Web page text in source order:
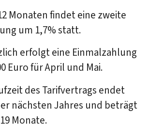
Monaten findet eine zweite
um 1,7% statt.
erfolgt eine Einmalzahlung
Euro für April und Mai.
des Tarifvertrags endet
nächsten Jahres und beträgt
Monate.